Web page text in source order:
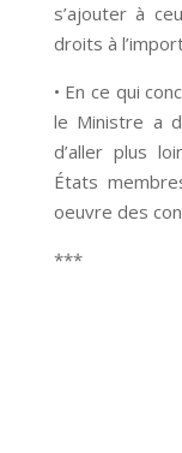
s’ajouter à
droits à
• En ce qui
le Ministre a
d’aller plus
États
oeuvre des
***